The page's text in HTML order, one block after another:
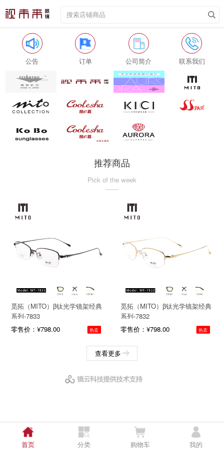
公告 订单 公司简介 联系我们
推荐商品
Pick of the week
觅拓（MITO）β钛光学镜架经典
系列-7833
零售价：¥798.00
热卖
觅拓（MITO）β钛光学镜架经典
系列-7832
零售价：¥798.00
热卖
查看更多
首页 分类 购物车 我的